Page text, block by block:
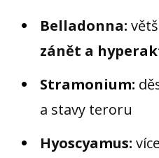
Belladonna:
zánět a
Stramonium:
a stavy teroru
Hyoscyamus: více